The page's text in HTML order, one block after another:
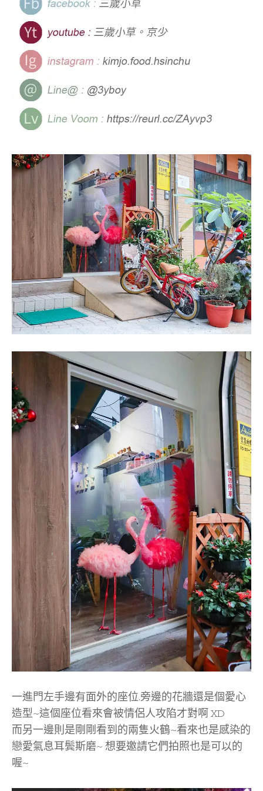
一進門左手邊有面外的座位.旁邊的花牆還是個愛心
造型~這個座位看來會被情侶人攻陷才對啊 XD
而另一邊則是剛剛看到的兩隻火鶴~看來也是感染的
戀愛氣息耳鬓斯磨~ 想要邀請它們拍照也是可以的
喔~